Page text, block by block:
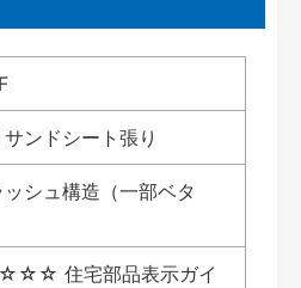
サンドシート張り
ッシュ構造（一部ベタ
住宅部品表示ガイ